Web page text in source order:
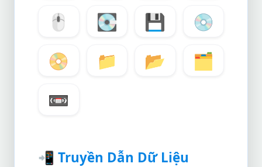
🖱️
💽 💾
💿
📀
📁 📂
🗂️
📼
📲 Truyền Dẫn Dữ Liệu